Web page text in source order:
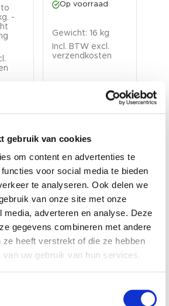
gebruik van cookies
om content en advertenties te
voor social media te bieden
te analyseren. Ook delen we
van onze site met onze
media, adverteren en analyse. Deze
gegevens combineren met andere
ze heeft verstrekt of die ze hebben
uw gebruik van hun services.
-
Op voorraad
Gewicht: 16 kg
Incl. BTW excl.
verzendkosten
voor een nog